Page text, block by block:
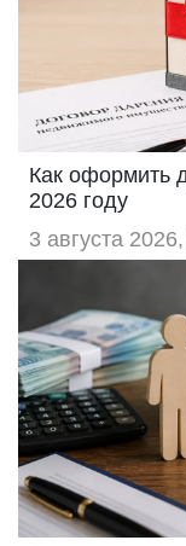
Как оформить
2026 году
3 августа